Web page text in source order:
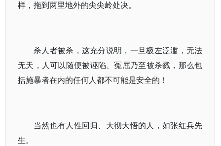
样，拖到两里地外的尖尖岭处决。
杀人者被杀，这充分说明，一旦极左泛滥，无法
无天，人可以随便被诬陷、冤屈乃至被杀戮，那么包
括施暴者在内的任何人都不可能是安全的！
当然也有人性回归、大彻大悟的人，如张红兵先
生。